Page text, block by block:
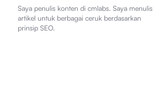
Saya penulis konten di cmlabs. Saya menulis
artikel untuk berbagai ceruk berdasarkan
prinsip SEO.